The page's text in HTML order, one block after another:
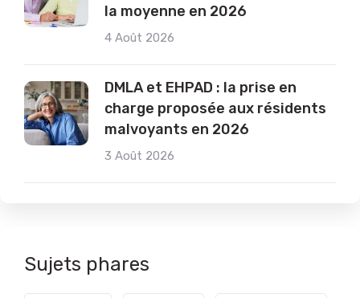
la moyenne en 2026
4 Août 2026
DMLA et EHPAD : la prise en
charge proposée aux résidents
malvoyants en 2026
3 Août 2026
Sujets phares